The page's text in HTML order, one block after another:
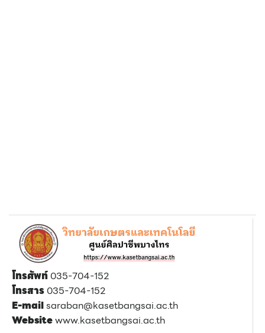
โทรศัพท์ 035-704-152
โทรสาร 035-704-152
E-mailsaraban@kasetbangsai.ac.th
Websitewww.kasetbangsai.ac.th